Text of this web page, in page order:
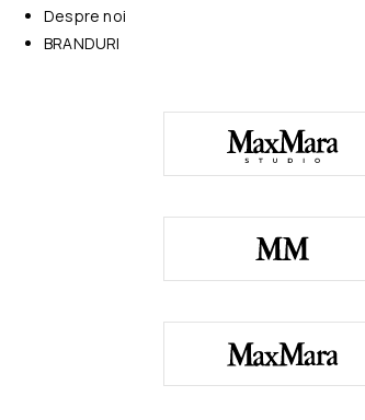
Despre noi
BRANDURI